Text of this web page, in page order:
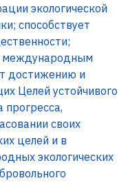
экологической
способствует
международным
достижению и
Целей устойчивого
прогресса,
своих
целей и в
экологических